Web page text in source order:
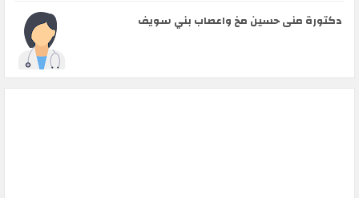
دكتورة منى حسين مخ واعصاب بني سويف